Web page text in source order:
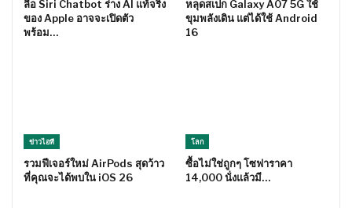
ลือ Siri Chatbot ร่าง AI แท้จริง
ของ Apple อาจจะเปิดตัว
พร้อม…
หลุดสเปก Galaxy A07 5G ใช้
ขุมพลังเดิน แต่ได้ใช้ Android
16
ข่าวไอที
รวมฟีเจอร์ใหม่ AirPods สุดว้าว
ที่คุณจะได้พบใน iOS 26
โลก
ซื้อไม่ใช่ถูกๆ โซฟาราคา
14,000 นั่งแล้วมี…